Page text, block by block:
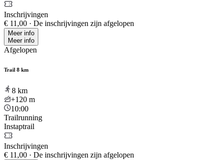
Inschrijvingen
€ 11,00 · De inschrijvingen zijn afgelopen
Meer info
Meer info
Afgelopen
Trail 8 km
8 km
+120 m
10:00
Trailrunning
Instaptrail
Inschrijvingen
€ 11,00 · De inschrijvingen zijn afgelopen